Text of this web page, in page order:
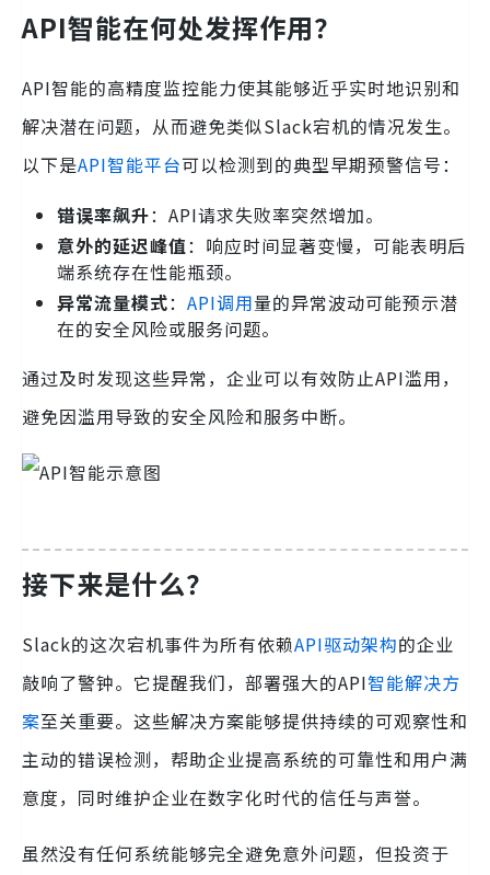
API智能在何处发挥作用？
API智能的高精度监控能力使其能够近乎实时地识别和
解决潜在问题，从而避免类似Slack宕机的情况发生。
以下是API智能平台可以检测到的典型早期预警信号：
错误率飙升：API请求失败率突然增加。
意外的延迟峰值：响应时间显著变慢，可能表明后
端系统存在性能瓶颈。
异常流量模式： API调用量的异常波动可能预示潜
在的安全风险或服务问题。
通过及时发现这些异常，企业可以有效防止API滥用，
避免因滥用导致的安全风险和服务中断。
接下来是什么？
Slack的这次宕机事件为所有依赖API驱动架构的企业
敲响了警钟。它提醒我们，部署强大的API智能解决方
案至关重要。这些解决方案能够提供持续的可观察性和
主动的错误检测，帮助企业提高系统的可靠性和用户满
意度，同时维护企业在数字化时代的信任与声誉。
虽然没有任何系统能够完全避免意外问题，但投资于